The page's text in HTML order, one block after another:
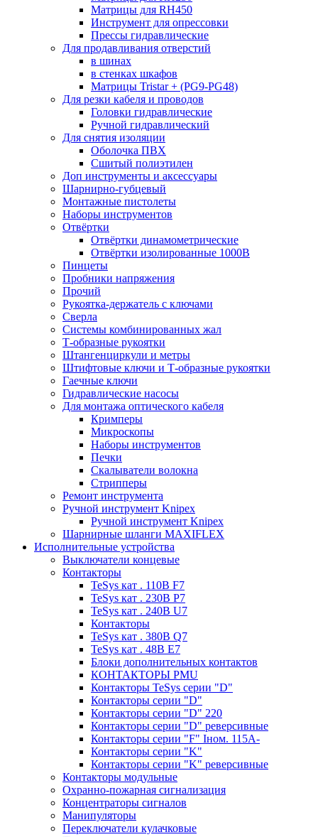
Матрицы для RH450
Инструмент для опрессовки
Прессы гидравлические
Для продавливания отверстий
в шинах
в стенках шкафов
Матрицы Tristar + (PG9-PG48)
Для резки кабеля и проводов
Головки гидравлические
Ручной гидравлический
Для снятия изоляции
Оболочка ПВХ
Сшитый полиэтилен
Доп инструменты и аксессуары
Шарнирно-губцевый
Монтажные пистолеты
Наборы инструментов
Отвёртки
Отвёртки динамометрические
Отвёртки изолированные 1000В
Пинцеты
Пробники напряжения
Прочий
Рукоятка-держатель с ключами
Сверла
Системы комбинированных жал
Т-образные рукоятки
Штангенциркули и метры
Штифтовые ключи и Т-образные рукоятки
Гаечные ключи
Гидравлические насосы
Для монтажа оптического кабеля
Кримперы
Микроскопы
Наборы инструментов
Печки
Скалыватели волокна
Стрипперы
Ремонт инструмента
Ручной инструмент Knipex
Ручной инструмент Knipex
Шарнирные шланги MAXIFLEX
Исполнительные устройства
Выключатели концевые
Контакторы
TeSys кат . 110В F7
TeSys кат . 230В P7
TeSys кат . 240В U7
Контакторы
TeSys кат . 380В Q7
TeSys кат . 48В E7
Блоки дополнительных контактов
КОНТАКТОРЫ PMU
Контакторы TeSys серии "D"
Контакторы серии "D"
Контакторы серии "D" 220
Контакторы серии "D" реверсивные
Контакторы серии "F" Iном. 115А-
Контакторы серии "K"
Контакторы серии "K" реверсивные
Контакторы модульные
Охранно-пожарная сигнализация
Концентраторы сигналов
Манипуляторы
Переключатели кулачковые